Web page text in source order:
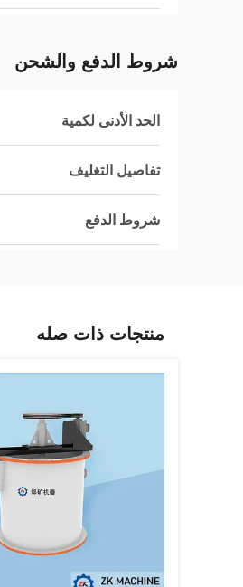
شروط الدفع والشحن
الحد الأدنى لكمية
تفاصيل التغليف
شروط الدفع
منتجات ذات صله